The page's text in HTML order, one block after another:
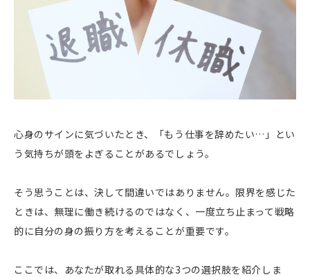
心身のサインに気づいたとき、「もう仕事を辞めたい…」とい
う気持ちが頭をよぎることがあるでしょう。
そう思うことは、決して間違いではありません。限界を感じた
ときは、無理に働き続けるのではなく、一度立ち止まって戦略
的に自分の身の振り方を考えることが重要です。
ここでは、あなたが取れる具体的な3つの選択肢を紹介しま